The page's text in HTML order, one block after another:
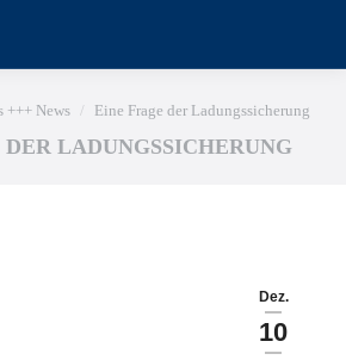
+++ News Eine Frage der Ladungssicherung
LADUNGSSICHERUNG
Dez.
10